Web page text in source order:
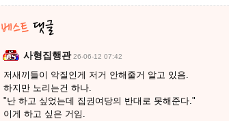
사형집행관 26-06-12 07:42
저새끼들이 악질인게 저거 안해줄거 알고 있음.
하지만 노리는건 하나.
"난 하고 싶었는데 집권여당의 반대로 못해준다."
이게 하고 싶은 거임.